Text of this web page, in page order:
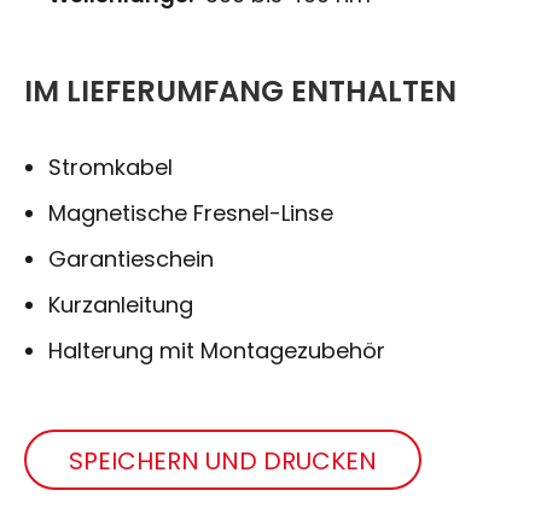
IM LIEFERUMFANG ENTHALTEN
Stromkabel
Magnetische Fresnel-Linse
Garantieschein
Kurzanleitung
Halterung mit Montagezubehör
SPEICHERN UND DRUCKEN